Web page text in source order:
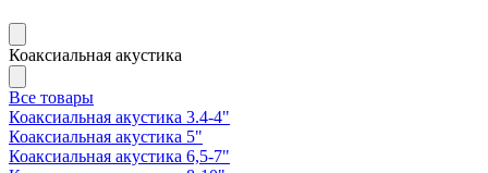
Коаксиальная акустика
Все товары
Коаксиальная акустика 3.4-4"
Коаксиальная акустика 5"
Коаксиальная акустика 6,5-7"